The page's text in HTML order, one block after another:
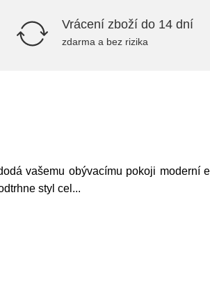
Vrácení zboží do 14 dní
zdarma a bez rizika
vašemu obývacímu pokoji
styl cel ...